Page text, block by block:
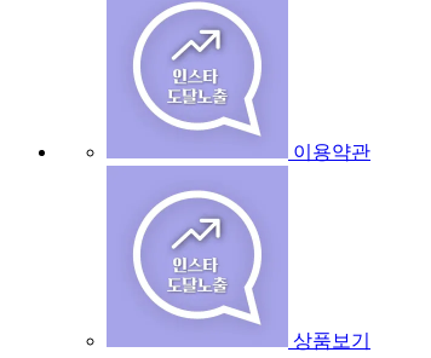
이용약관
상품보기